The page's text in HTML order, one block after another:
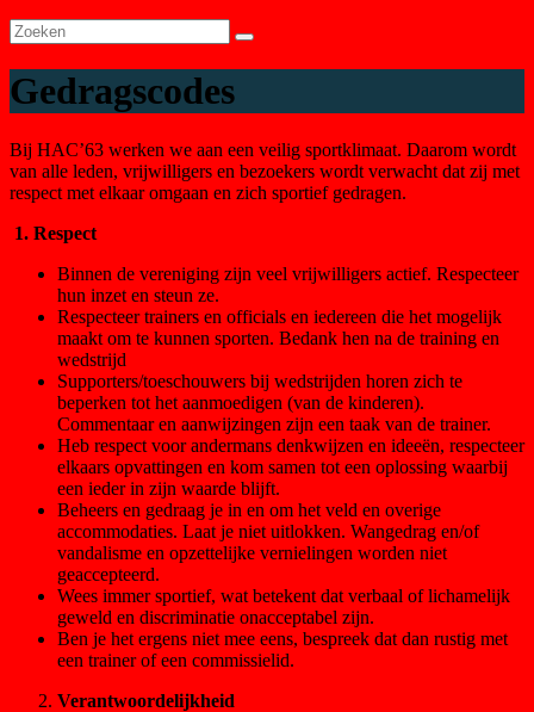
Gedragscodes
Bij HAC’63 werken we aan een veilig sportklimaat. Daarom wordt
van alle leden, vrijwilligers en bezoekers wordt verwacht dat zij met
respect met elkaar omgaan en zich sportief gedragen.
1. Respect
Binnen de vereniging zijn veel vrijwilligers actief. Respecteer
hun inzet en steun ze.
Respecteer trainers en officials en iedereen die het mogelijk
maakt om te kunnen sporten. Bedank hen na de training en
wedstrijd
Supporters/toeschouwers bij wedstrijden horen zich te
beperken tot het aanmoedigen (van de kinderen).
Commentaar en aanwijzingen zijn een taak van de trainer.
Heb respect voor andermans denkwijzen en ideeën, respecteer
elkaars opvattingen en kom samen tot een oplossing waarbij
een ieder in zijn waarde blijft.
Beheers en gedraag je in en om het veld en overige
accommodaties. Laat je niet uitlokken. Wangedrag en/of
vandalisme en opzettelijke vernielingen worden niet
geaccepteerd.
Wees immer sportief, wat betekent dat verbaal of lichamelijk
geweld en discriminatie onacceptabel zijn.
Ben je het ergens niet mee eens, bespreek dat dan rustig met
een trainer of een commissielid.
Verantwoordelijkheid